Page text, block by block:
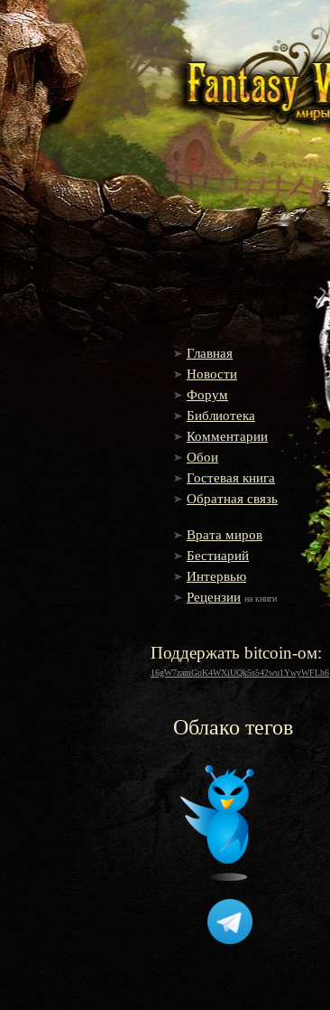
Главная
Новости
Форум
Библиотека
Комментарии
Обои
Гостевая книга
Обратная связь
Врата миров
Бестиарий
Интервью
Рецензии на книги
Поддержать bitcoin-ом:
16gW7zamGuK4WXiUQk5s542wu1YwyWFLh6
Облако тегов